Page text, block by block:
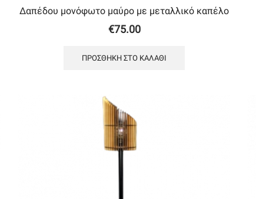
Δαπέδου μονόφωτο μαύρο με μεταλλικό καπέλο
€75.00
ΠΡΟΣΘΉΚΗ ΣΤΟ ΚΑΛΆΘΙ